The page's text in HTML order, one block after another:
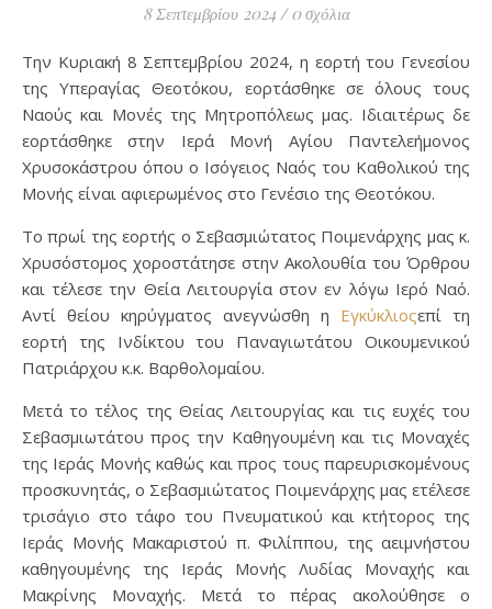
8 Σεπτεμβρίου 2024 / 0 σχόλια
Την Κυριακή 8 Σεπτεμβρίου 2024, η εορτή του Γενεσίου
της Υπεραγίας Θεοτόκου, εορτάσθηκε σε όλους τους
Ναούς και Μονές της Μητροπόλεως μας. Ιδιαιτέρως δε
εορτάσθηκε στην Ιερά Μονή Αγίου Παντελεήμονος
Χρυσοκάστρου όπου ο Ισόγειος Ναός του Καθολικού της
Μονής είναι αφιερωμένος στο Γενέσιο της Θεοτόκου.
Το πρωί της εορτής ο Σεβασμιώτατος Ποιμενάρχης μας κ.
Χρυσόστομος χοροστάτησε στην Ακολουθία του Όρθρου
και τέλεσε την Θεία Λειτουργία στον εν λόγω Ιερό Ναό.
Αντί θείου κηρύγματος ανεγνώσθη η Εγκύκλιοςεπί τη
εορτή της Ινδίκτου του Παναγιωτάτου Οικουμενικού
Πατριάρχου κ.κ. Βαρθολομαίου.
Μετά το τέλος της Θείας Λειτουργίας και τις ευχές του
Σεβασμιωτάτου προς την Καθηγουμένη και τις Μοναχές
της Ιεράς Μονής καθώς και προς τους παρευρισκομένους
προσκυνητάς, ο Σεβασμιώτατος Ποιμενάρχης μας ετέλεσε
τρισάγιο στο τάφο του Πνευματικού και κτήτορος της
Ιεράς Μονής Μακαριστού π. Φιλίππου, της αειμνήστου
καθηγουμένης της Ιεράς Μονής Λυδίας Μοναχής και
Μακρίνης Μοναχής. Μετά το πέρας ακολούθησε ο